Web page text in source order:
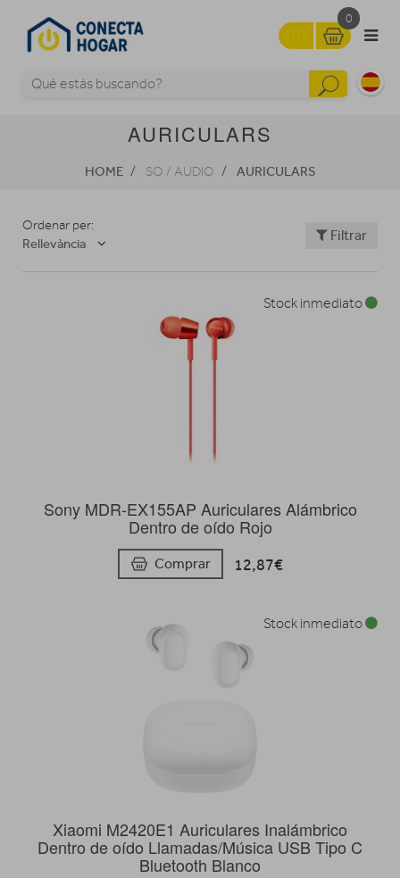
0
AURICULARS
HOME SO / AUDIO AURICULARS
Ordenar per:
Rellevància
Filtrar
Sony MDR-EX155AP Auriculares Alámbrico
Dentro de oído Rojo
Comprar 12,87€
Stock inmediato
Xiaomi M2420E1 Auriculares Inalámbrico
Dentro de oído Llamadas/Música USB Tipo C
Bluetooth Blanco
Stock inmediato